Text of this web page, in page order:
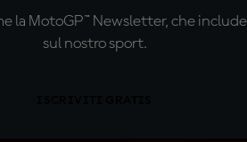
la MotoGP™ Newsletter, che
sul nostro sport.